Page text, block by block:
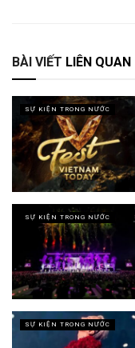
BÀI VIẾT LIÊN QUAN
SỰ KIỆN TRONG NƯỚC
SỰ KIỆN TRONG NƯỚC
SỰ KIỆN TRONG NƯỚC